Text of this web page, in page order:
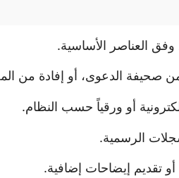
العناصر الأساسية.
صحيفة الدعوى، أو إفادة من
أو ورقياً حسب النظام.
الرسمية.
تقديم إيضاحات إضافية.